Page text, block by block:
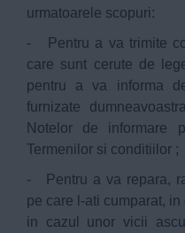
urmatoarele scopuri:
- Pentru a va trimite
care sunt cerute de
pentru a va informa
furnizate
Notelor de informare
Termenilor si conditiilor ;
- Pentru a va repara,
pe care l-ati cumparat,
in cazul unor vicii